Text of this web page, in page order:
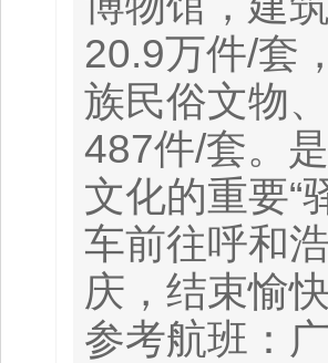
20.9万件/套
族民俗文物
487件/套。
文化的重要“
车前往呼和
庆，结束愉
参考航班：